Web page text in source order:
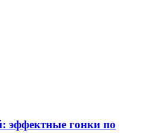
эффектные гонки по